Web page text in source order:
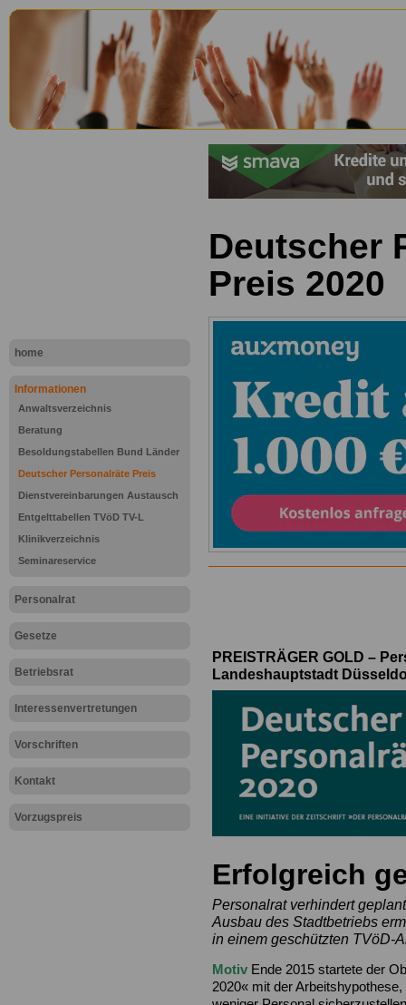
home
Informationen
Anwaltsverzeichnis
Beratung
Besoldungstabellen Bund Länder
Deutscher Personalräte Preis
Dienstvereinbarungen Austausch
Entgelttabellen TVöD TV-L
Klinikverzeichnis
Seminareservice
Personalrat
Gesetze
Betriebsrat
Interessenvertretungen
Vorschriften
Kontakt
Vorzugspreis
Deutscher
Preis 2020
PREISTRÄGER GOLD –
Landeshauptstadt
Erfolgreich
Personalrat verhindert
Ausbau des Stadtbetriebs
in einem geschützten TVöD-
Motiv Ende 2015 startete der
2020« mit der